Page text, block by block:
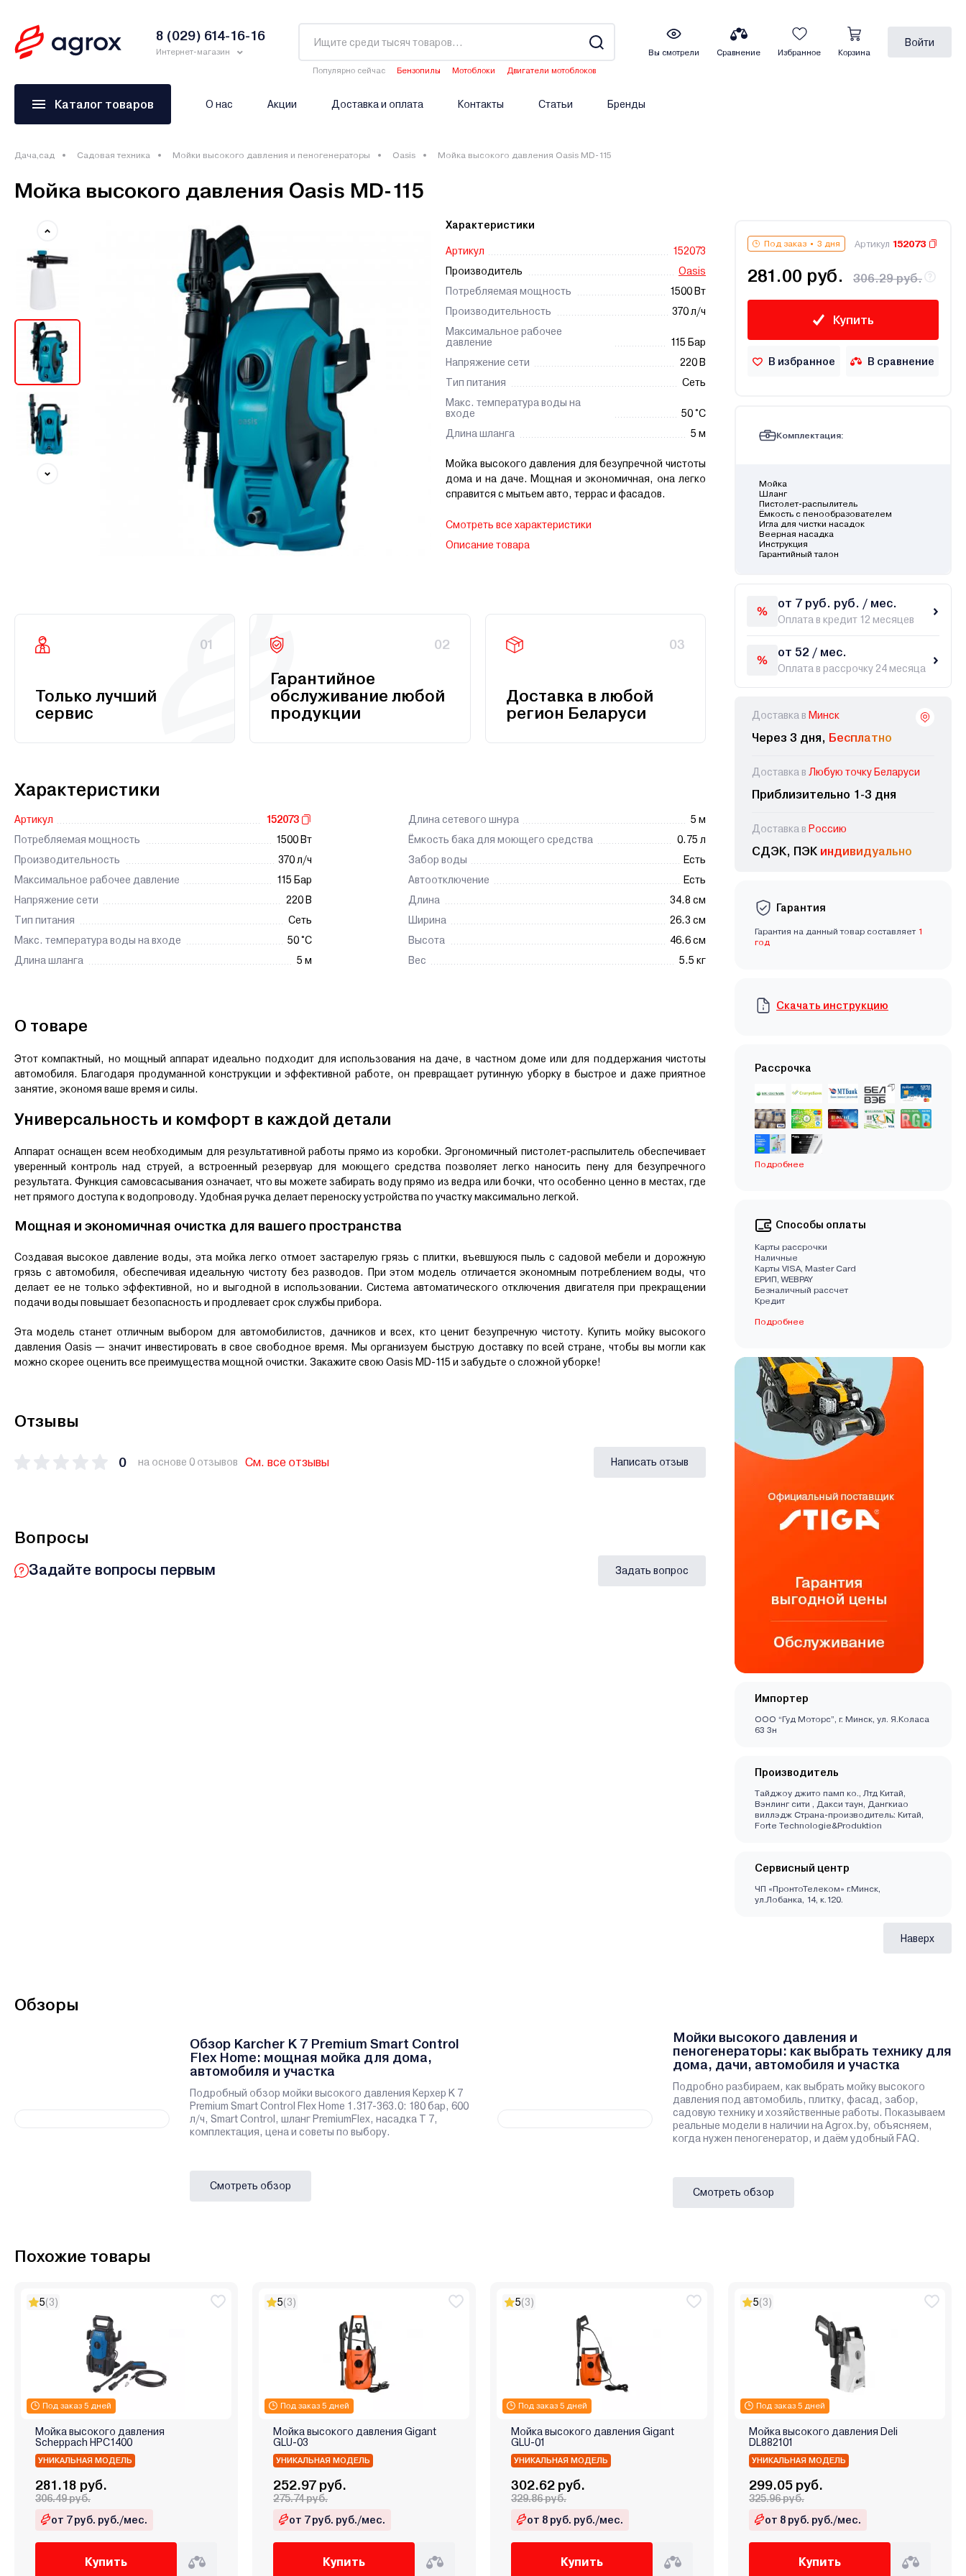
8 (029) 614-16-16
Интернет-магазин
Популярно сейчас Бензопилы Мотоблоки
Двигатели мотоблоков
Вы смотрели Сравнение Избранное Корзина
Войти
Каталог товаров О нас Акции Доставка и оплата Контакты Статьи Бренды
Дача,сад Садовая техника Мойки высокого давления и пеногенераторы Oasis Мойка высокого давления Oasis MD-115
Мойка высокого давления Oasis MD-115
Характеристики
Артикул
152073
Производитель
Oasis
Потребляемая мощность
1500 Вт
Производительность
370 л/ч
Максимальное рабочее
давление
115 Бар
Напряжение сети
220 В
Тип питания
Сеть
Макс. температура воды на
входе
50 °C
Длина шланга
5 м
Мойка высокого давления для безупречной чистоты
дома и на даче. Мощная и экономичная, она легко
справится с мытьем авто, террас и фасадов.
Смотреть все характеристики
Описание товара
01
Только лучший
сервис
02
Гарантийное
обслуживание любой
продукции
03
Доставка в любой
регион Беларуси
Характеристики
Артикул
152073
Потребляемая мощность
1500 Вт
Производительность
370 л/ч
Максимальное рабочее давление
115 Бар
Напряжение сети
220 В
Тип питания
Сеть
Макс. температура воды на входе
50 °C
Длина шланга
5 м
Длина сетевого шнура
5 м
Ёмкость бака для моющего средства
0.75 л
Забор воды
Есть
Автоотключение
Есть
Длина
34.8 см
Ширина
26.3 см
Высота
46.6 см
Вес
5.5 кг
О товаре
Этот компактный, но мощный аппарат идеально подходит для использования на даче, в частном доме или для поддержания чистоты
автомобиля. Благодаря продуманной конструкции и эффективной работе, он превращает рутинную уборку в быстрое и даже приятное
занятие, экономя ваше время и силы.
Универсальность и комфорт в каждой детали
Аппарат оснащен всем необходимым для результативной работы прямо из коробки. Эргономичный пистолет-распылитель обеспечивает
уверенный контроль над струей, а встроенный резервуар для моющего средства позволяет легко наносить пену для безупречного
результата. Функция самовсасывания означает, что вы можете забирать воду прямо из ведра или бочки, что особенно ценно в местах, где
нет прямого доступа к водопроводу. Удобная ручка делает переноску устройства по участку максимально легкой.
Мощная и экономичная очистка для вашего пространства
Создавая высокое давление воды, эта мойка легко отмоет застарелую грязь с плитки, въевшуюся пыль с садовой мебели и дорожную
грязь с автомобиля, обеспечивая идеальную чистоту без разводов. При этом модель отличается экономным потреблением воды, что
делает ее не только эффективной, но и выгодной в использовании. Система автоматического отключения двигателя при прекращении
подачи воды повышает безопасность и продлевает срок службы прибора.
Эта модель станет отличным выбором для автомобилистов, дачников и всех, кто ценит безупречную чистоту. Купить мойку высокого
давления Oasis — значит инвестировать в свое свободное время. Мы организуем быструю доставку по всей стране, чтобы вы могли как
можно скорее оценить все преимущества мощной очистки. Закажите свою Oasis MD-115 и забудьте о сложной уборке!
Отзывы
0 на основе 0 отзывов См. все отзывы Написать отзыв
Вопросы
Задайте вопросы первым Задать вопрос
Под заказ 3 дня Артикул 152073
281.00 руб. 306.29 руб.
Купить
В избранное В сравнение
Комплектация:
Мойка
Шланг
Пистолет-распылитель
Ёмкость с пенообразователем
Игла для чистки насадок
Веерная насадка
Инструкция
Гарантийный талон
от 7 руб. руб. / мес.
Оплата в кредит 12 месяцев
от 52 / мес.
Оплата в рассрочку 24 месяца
Доставка в Минск
Через 3 дня, Бесплатно
Доставка в Любую точку Беларуси
Приблизительно 1-3 дня
Доставка в Россию
СДЭК, ПЭК индивидуально
Гарантия
Гарантия на данный товар составляет 1
год
Скачать инструкцию
Рассрочка
Подробнее
Способы оплаты
Карты рассрочки
Наличные
Карты VISA, Master Card
EРИП, WEBPAY
Безналичный рассчет
Кредит
Подробнее
Импортер
ООО “Гуд Моторс”, г. Минск, ул. Я.Коласа
63 3н
Производитель
Тайджоу джито памп ко., Лтд Китай,
Вэнлинг сити , Дакси таун, Дангкиао
виллэдж Страна-производитель: Китай,
Forte Technologie&Produktion
Сервисный центр
ЧП «ПронтоТелеком» г.Минск,
ул.Лобанка, 14, к.120.
Наверх
Обзоры
Обзор Karcher K 7 Premium Smart Control
Flex Home: мощная мойка для дома,
автомобиля и участка
Подробный обзор мойки высокого давления Керхер K 7
Premium Smart Control Flex Home 1.317-363.0: 180 бар, 600
л/ч, Smart Control, шланг PremiumFlex, насадка T 7,
комплектация, цена и советы по выбору.
Смотреть обзор
Мойки высокого давления и
пеногенераторы: как выбрать технику для
дома, дачи, автомобиля и участка
Подробно разбираем, как выбрать мойку высокого
давления под автомобиль, плитку, фасад, забор,
садовую технику и хозяйственные работы. Показываем
реальные модели в наличии на Agrox.by, объясняем,
когда нужен пеногенератор, и даём удобный FAQ.
Смотреть обзор
Похожие товары
Под заказ 5 дней
5(3)
Мойка высокого давления
Scheppach HPC1400
УНИКАЛЬНАЯ МОДЕЛЬ
281.18 руб.
306.49 руб.
от 7 руб. руб./мес.
Купить
Под заказ 5 дней
5(3)
Мойка высокого давления Gigant
GLU-03
УНИКАЛЬНАЯ МОДЕЛЬ
252.97 руб.
275.74 руб.
от 7 руб. руб./мес.
Купить
Под заказ 5 дней
5(3)
Мойка высокого давления Gigant
GLU-01
УНИКАЛЬНАЯ МОДЕЛЬ
302.62 руб.
329.86 руб.
от 8 руб. руб./мес.
Купить
Под заказ 5 дней
5(3)
Мойка высокого давления Deli
DL882101
УНИКАЛЬНАЯ МОДЕЛЬ
299.05 руб.
325.96 руб.
от 8 руб. руб./мес.
Купить